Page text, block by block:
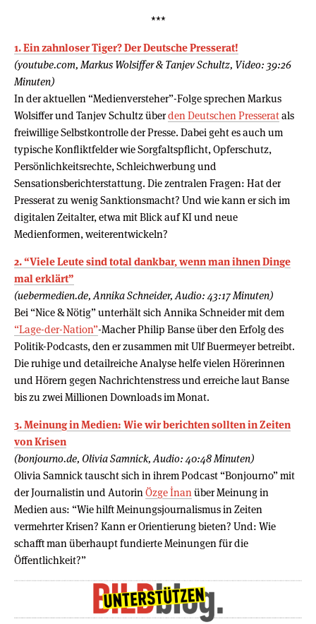
***
1. Ein zahnloser Tiger? Der Deutsche Presserat!
(youtube.com, Markus Wolsiffer & Tanjev Schultz, Video: 39:26
Minuten)
In der aktuellen “Medienversteher”-Folge sprechen Markus
Wolsiffer und Tanjev Schultz überden Deutschen Presseratals
freiwillige Selbstkontrolle der Presse. Dabei geht es auch um
typische Konfliktfelder wie Sorgfaltspflicht, Opferschutz,
Persönlichkeitsrechte, Schleichwerbung und
Sensationsberichterstattung. Die zentralen Fragen: Hat der
Presserat zu wenig Sanktionsmacht? Und wie kann er sich im
digitalen Zeitalter, etwa mit Blick auf KI und neue
Medienformen, weiterentwickeln?
2. “Viele Leute sind total dankbar, wenn man ihnen Dinge
mal erklärt”
(uebermedien.de, Annika Schneider, Audio: 43:17 Minuten)
Bei “Nice & Nötig” unterhält sich Annika Schneider mit dem
“Lage-der-Nation”-Macher Philip Banse über den Erfolg des
Politik-Podcasts, den er zusammen mit Ulf Buermeyer betreibt.
Die ruhige und detailreiche Analyse helfe vielen Hörerinnen
und Hörern gegen Nachrichtenstress und erreiche laut Banse
bis zu zwei Millionen Downloads im Monat.
3. Meinung in Medien: Wie wir berichten sollten in Zeiten
von Krisen
(bonjourno.de, Olivia Samnick, Audio: 40:48 Minuten)
Olivia Samnick tauscht sich in ihrem Podcast “Bonjourno” mit
der Journalistin und Autorin Özge İnan über Meinung in
Medien aus: “Wie hilft Meinungsjournalismus in Zeiten
vermehrter Krisen? Kann er Orientierung bieten? Und: Wie
schafft man überhaupt fundierte Meinungen für die
Öffentlichkeit?”